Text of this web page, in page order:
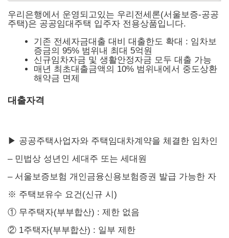
우리은행에서 운영되고있는 우리전세론(서울보증-공공
주택)은 공공임대주택 입주자 전용상품입니다.
기존 전세자금대출 대비 대출한도 확대 : 임차보
증금의 95% 범위내 최대 5억원
신규임차자금 및 생활안정자금 모두 대출 가능
매년 최초대출금액의 10% 범위내에서 중도상환
해약금 면제
대출자격
▶ 공공주택사업자와 주택임대차계약을 체결한 임차인
– 민법상 성년인 세대주 또는 세대원
– 서울보증보험 개인금융신용보험증권 발급 가능한 자
※ 주택보유수 요건(신규 시)
① 무주택자(부부합산) : 제한 없음
② 1주택자(부부합산) : 일부 제한